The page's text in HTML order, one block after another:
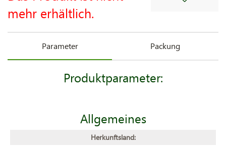
mehr erhältlich.
Parameter Packung
Produktparameter:
Allgemeines
Herkunftsland: